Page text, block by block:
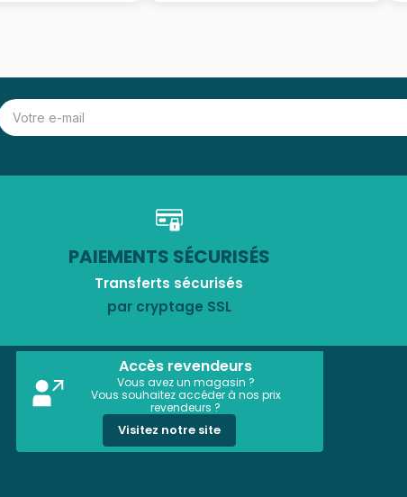
PAIEMENTS SÉCURISÉS
Transferts sécurisés
par cryptage SSL
Accès revendeurs
Vous avez un magasin ?
Vous souhaitez accéder à nos prix
revendeurs ?
Visitez notre site